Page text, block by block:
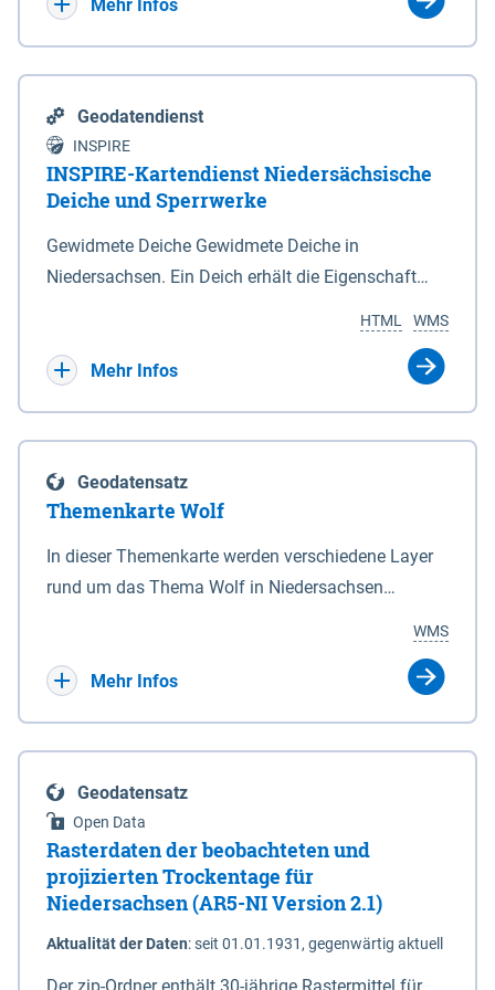
Mehr Infos
Geodatendienst
INSPIRE
INSPIRE-Kartendienst Niedersächsische
Deiche und Sperrwerke
Gewidmete Deiche Gewidmete Deiche in
Niedersachsen. Ein Deich erhält die Eigenschaft
Deichbehörde durch Verordnung ausspricht. Für
enthalten. Sperrwerke Sperrwerke sind Bauwerke
mit Sperrvorrichtungen in Tidegewässern, die dem
Schutz eines Gebietes vor erhöhten Tiden, vor allem
vor Sturmfluten, zu dienen bestimmt sind (§2 Abs.3
Eigenschaft eines Sperrwerkes durch Widmung, die
die Deichbehörde durch Verordnung ausspricht.
WMS
HTML
Mehr Infos
Geodatensatz
Themenkarte Wolf
In dieser Themenkarte werden verschiedene Layer
rund um das Thema Wolf in Niedersachsen
sowie Status der bestehenden Wolfsterritorien im
laufenden Monitoringjahr.
WMS
Mehr Infos
Geodatensatz
Open Data
Rasterdaten der beobachteten und
projizierten Trockentage für
Niedersachsen (AR5-NI Version 2.1)
Aktualität der Daten:seit 01.01.1931, gegenwärtig aktuell